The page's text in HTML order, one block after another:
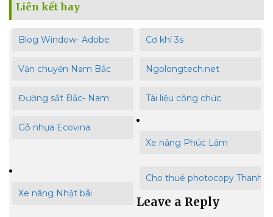
Liên kết hay
Blog Window- Adobe Cơ khí 3s
Vận chuyển Nam Bắc Ngolongtech.net
Đường sắt Bắc- Nam Tài liệu công chức
Gỗ nhựa Ecovina
Xe nâng Phúc Lâm
Xe nâng Nhật bãi
Cho thuê photocopy Thanh
Leave a Reply